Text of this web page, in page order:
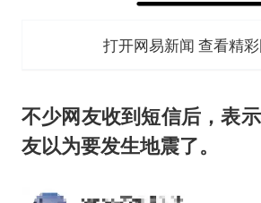
打开网易新闻 查看精
不少网友收到短信后，表
友以为要发生地震了。